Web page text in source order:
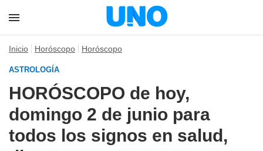
Inicio Horóscopo Horóscopo
ASTROLOGÍA
HORÓSCOPO de hoy,
domingo 2 de junio para
todos los signos en salud,